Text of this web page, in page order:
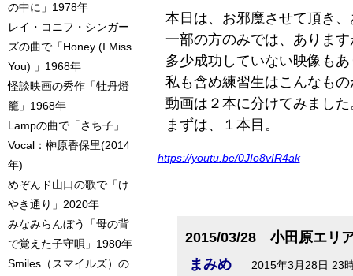
本日は、お邪魔させて頂き
一部の方のみでは、ありま
多少成功していない映像も
私も含め練習生はこんなもの
動画は２本に分けてみました
まずは、１本目。
https://youtu.be/0JIo8vIR4ak
2015/03/28 小田原エリ
まみめ
2015年3月28日 23
の中に」1978年
レイ・コニフ・シンガー
ズの曲で「Honey (I Miss
You) 」1968年
怪談映画の秀作「牡丹燈
籠」1968年
Lampの曲で「さち子」
Vocal：榊原香保里(2014
年)
めぞんド山口の歌で「け
やき通り」2020年
みなみらんぼう「母の背
で覚えた子守唄」1980年
Smiles（スマイルズ）の